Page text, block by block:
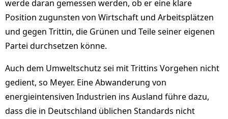
werde daran gemessen werden, ob er eine klare
Position zugunsten von Wirtschaft und Arbeitsplätzen
und gegen Trittin, die Grünen und Teile seiner eigenen
Partei durchsetzen könne.
Auch dem Umweltschutz sei mit Trittins Vorgehen nicht
gedient, so Meyer. Eine Abwanderung von
energieintensiven Industrien ins Ausland führe dazu,
dass die in Deutschland üblichen Standards nicht